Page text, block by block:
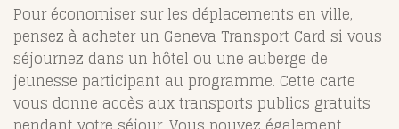
Pour économiser sur les déplacements en ville,
pensez à acheter un Geneva Transport Card si vous
séjournez dans un hôtel ou une auberge de
jeunesse participant au programme. Cette carte
vous donne accès aux transports publics gratuits